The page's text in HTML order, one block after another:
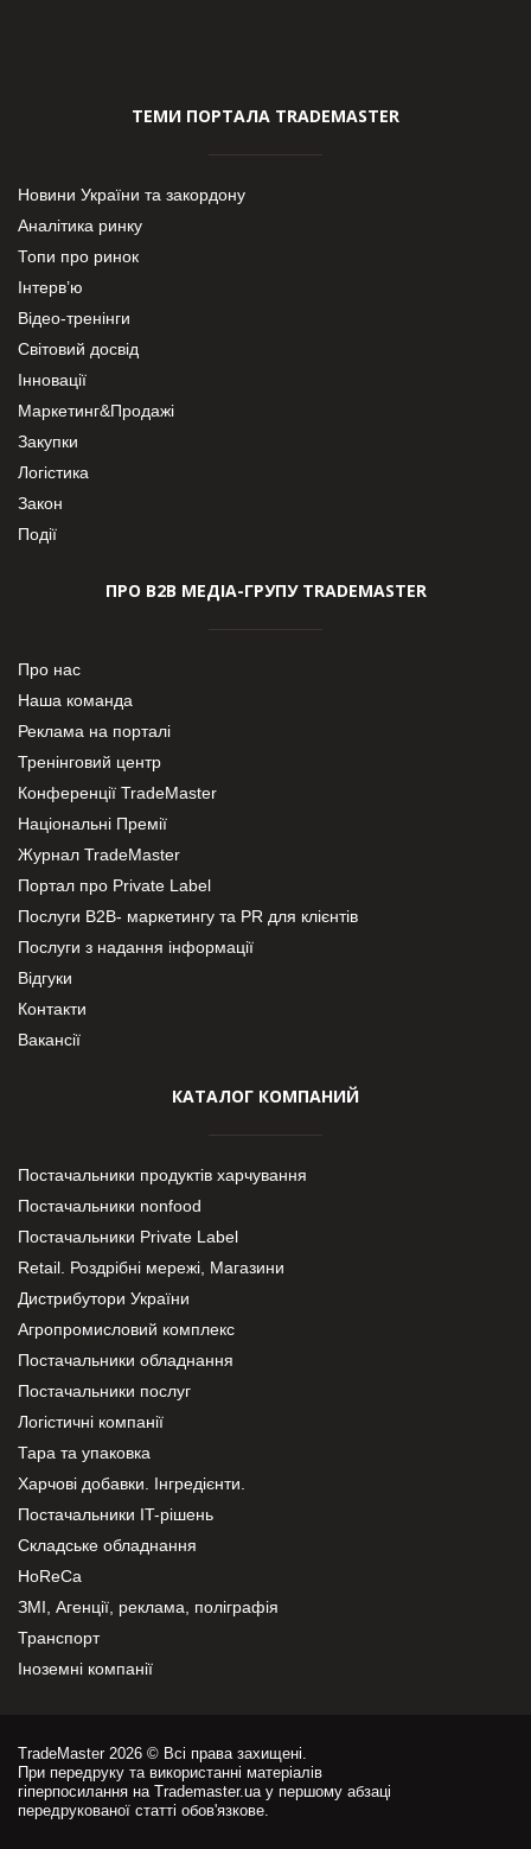
ТЕМИ ПОРТАЛА TRADEMASTER
Новини України та закордону
Аналітика ринку
Топи про ринок
Інтерв’ю
Відео-тренінги
Світовий досвід
Інновації
Маркетинг&Продажі
Закупки
Логістика
Закон
Події
ПРО В2В МЕДІА-ГРУПУ TRADEMASTER
Про нас
Наша команда
Реклама на порталі
Тренінговий центр
Конференції TradeMaster
Національні Премії
Журнал TradeMaster
Портал про Private Label
Послуги В2В- маркетингу та PR для клієнтів
Послуги з надання інформації
Відгуки
Контакти
Вакансії
КАТАЛОГ КОМПАНИЙ
Постачальники продуктів харчування
Постачальники nonfood
Постачальники Private Label
Retail. Роздрібні мережі, Магазини
Дистрибутори України
Агропромисловий комплекс
Постачальники обладнання
Постачальники послуг
Логістичні компанії
Тара та упаковка
Харчові добавки. Інгредієнти.
Постачальники IT-рішень
Складське обладнання
HoReCa
ЗМІ, Агенції, реклама, поліграфія
Транспорт
Іноземні компанії
TradeMaster 2026 © Всі права захищені.
При передруку та використанні матеріалів
гіперпосилання на Trademaster.ua у першому абзаці
передрукованої статті обов'язкове.